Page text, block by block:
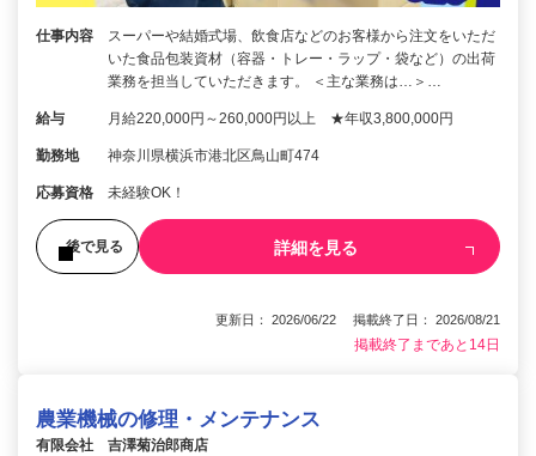
仕事内容
スーパーや結婚式場、飲食店などのお客様から注文をいただ
いた食品包装資材（容器・トレー・ラップ・袋など）の出荷
業務を担当していただきます。 ＜主な業務は…＞…
給与 月給220,000円～260,000円以上 ★年収3,800,000円
勤務地 神奈川県横浜市港北区鳥山町474
応募資格 未経験OK！
後で見る 詳細を見る
更新日： 2026/06/22 掲載終了日： 2026/08/21
掲載終了まであと14日
農業機械の修理・メンテナンス
有限会社 吉澤菊治郎商店